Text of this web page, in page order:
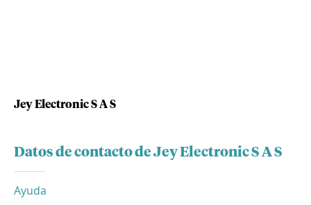
Jey Electronic S A S
Datos de contacto de Jey Electronic S A S
Ayuda